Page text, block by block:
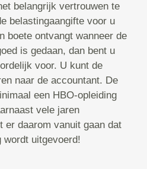
belangrijk vertrouwen te
belastingaangifte voor u
boete ontvangt wanneer de
is gedaan, dan bent u
voor. U kunt de
naar de accountant. De
een HBO-opleiding
vele jaren
er daarom vanuit gaan dat
wordt uitgevoerd!